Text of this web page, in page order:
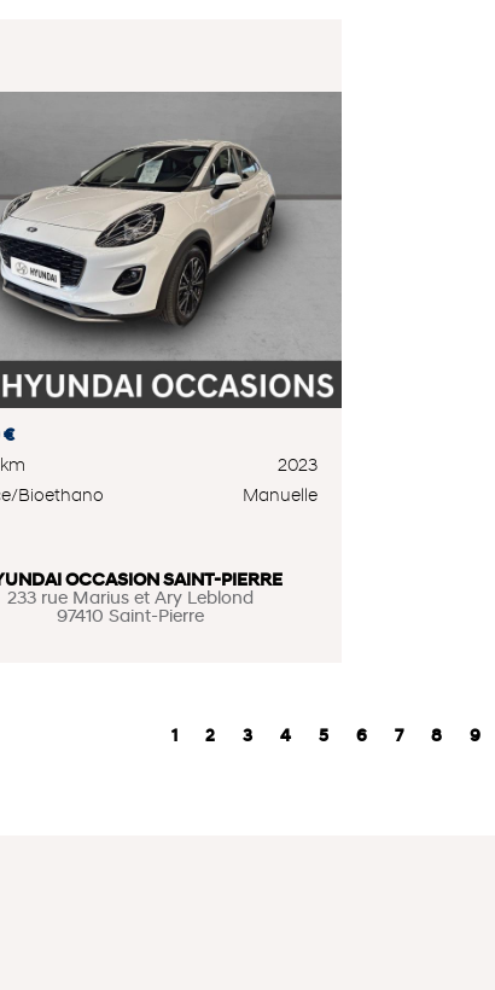
€
Bioethano
2023
Manuelle
OCCASION SAINT-PIERRE
233 rue Marius et Ary Leblond
97410 Saint-Pierre
1 2 3 4 5 6 7 8 9